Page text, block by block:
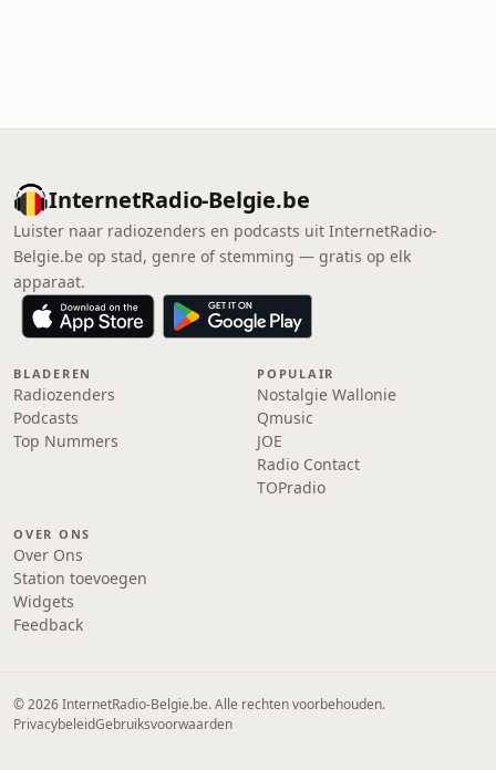
InternetRadio-Belgie.be
Luister naar radiozenders en podcasts uit InternetRadio-
Belgie.be op stad, genre of stemming — gratis op elk
apparaat.
BLADEREN
Radiozenders
Podcasts
Top Nummers
POPULAIR
Nostalgie Wallonie
Qmusic
JOE
Radio Contact
TOPradio
OVER ONS
Over Ons
Station toevoegen
Widgets
Feedback
© 2026 InternetRadio-Belgie.be. Alle rechten voorbehouden.
PrivacybeleidGebruiksvoorwaarden